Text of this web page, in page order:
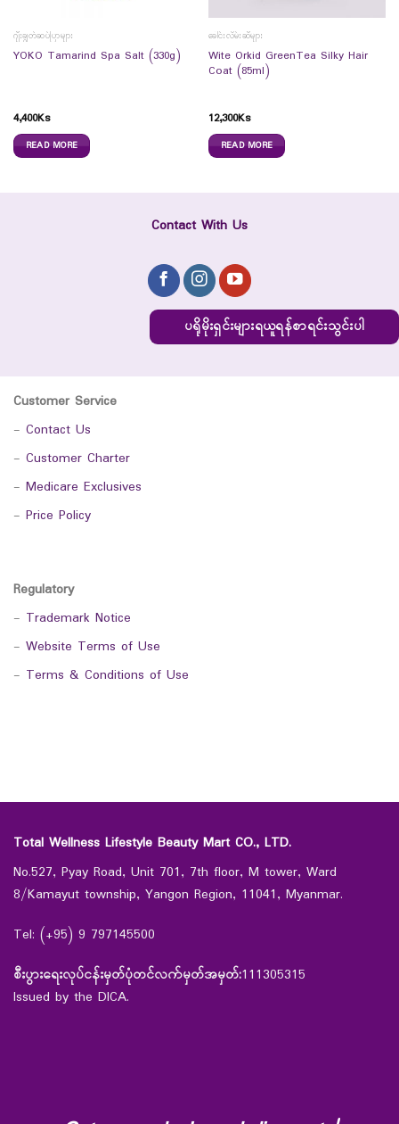
ဂျီးချွတ်ဆပ်ပြာများ
YOKO Tamarind Spa Salt (330g)
4,400Ks
READ MORE
ခေါင်းလိမ်းဆီများ
Wite Orkid GreenTea Silky Hair
Coat (85ml)
12,300Ks
READ MORE
Contact With Us
ပရိုမိုးရှင်းများရယူရန်စာရင်းသွင်းပါ
Customer Service
- Contact Us
- Customer Charter
- Medicare Exclusives
- Price Policy
Regulatory
- Trademark Notice
- Website Terms of Use
- Terms & Conditions of Use
Total Wellness Lifestyle Beauty Mart CO., LTD.
No.527, Pyay Road, Unit 701, 7th floor, M tower, Ward
8/Kamayut township, Yangon Region, 11041, Myanmar.
Tel: (+95) 9 797145500
စီးပွားရေးလုပ်ငန်းမှတ်ပုံတင်လက်မှတ်အမှတ်:111305315
Issued by the DICA.